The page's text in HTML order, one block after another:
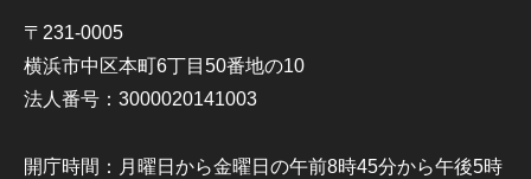
〒231-0005
横浜市中区本町6丁目50番地の10
法人番号：3000020141003
開庁時間：月曜日から金曜日の午前8時45分から午後5時